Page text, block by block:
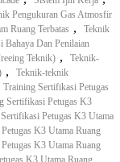
Pengukuran Gas Atmosfir
Ruang Terbatas ,
Teknik
Dan Penilaian
Teknik) ,
Teknik-
,
Teknik-teknik
Training Sertifikasi Petugas
Sertifikasi Petugas K3
Petugas K3 Utama
K3 Utama Ruang
K3 Utama Ruang
K3 Utama Ruang